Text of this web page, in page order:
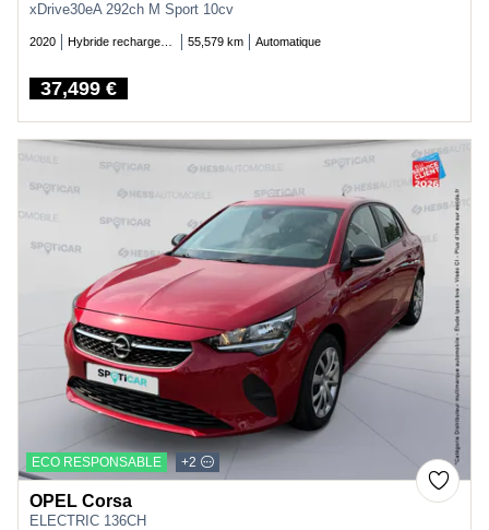
xDrive30eA 292ch M Sport 10cv
2020 55,579 km Automatique
Price
37,499 €
ECO RESPONSABLE +2
OPEL Corsa
ELECTRIC 136CH